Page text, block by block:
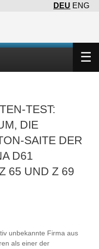
DEU ENG
☰
TEST:
DIE
SAITE DER
D61
65 UND Z 69
unbekannte Firma aus
als einer der